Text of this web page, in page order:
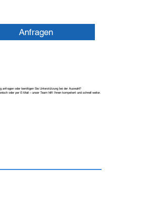
Anfragen
anfragen oder benötigen Sie Unterstützung bei der Auswahl?
oder per E-Mail – unser Team hilft Ihnen kompetent und schnell weiter.